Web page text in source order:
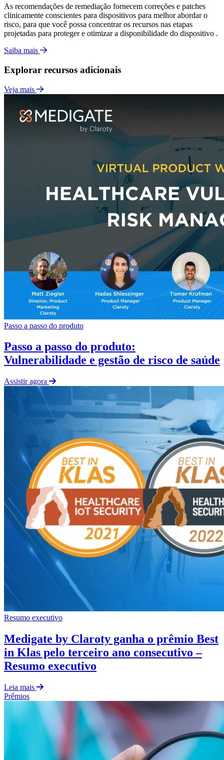
As recomendações de remediação fornecem correções e patches
clinicamente conscientes para dispositivos para melhor abordar o
risco, para que você possa concentrar os recursos nas etapas
projetadas para proteger e otimizar a disponibilidade do dispositivo .
Saiba mais
Explorar recursos adicionais
Veja mais
Passo a passo do produto
Passo a passo do produto:
Vulnerabilidade e gestão de risco de saúde
Assistir agora
Resumo executivo
Medigate by Claroty ganha o prêmio Best
in Klas pelo terceiro ano consecutivo –
Resumo executivo
Leia mais
Prêmios